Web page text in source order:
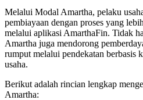
Melalui Modal Amartha, pelaku
pembiayaan dengan proses yang
melalui aplikasi AmarthaFin. Tidak
Amartha juga mendorong
rumput melalui pendekatan berbasis
usaha.
Berikut adalah rincian lengkap
Amartha: